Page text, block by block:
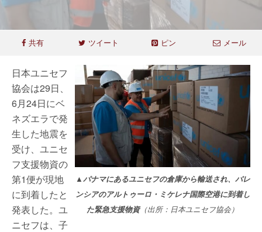
共有 ツイート ピン メール
▲パナマにあるユニセフの倉庫から輸送され、バレ
ンシアのアルトゥーロ・ミケレナ国際空港に到着し
た緊急支援物資（出所：日本ユニセフ協会）
日本ユニセフ
協会は29日、
6月24日にベ
ネズエラで発
生した地震を
受け、ユニセ
フ支援物資の
第1便が現地
に到着したと
発表した。ユ
ニセフは、子